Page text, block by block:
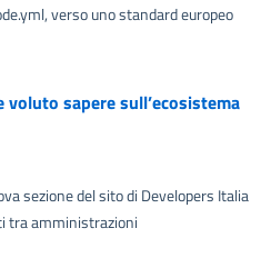
verso uno standard europeo
sapere sull’ecosistema
sezione del sito di Developers Italia
tra amministrazioni